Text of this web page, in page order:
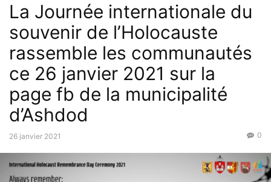
Événementiel (Hévra Ironit) International
La Journée internationale du
souvenir de l’Holocauste
rassemble les communautés
ce 26 janvier 2021 sur la
page fb de la municipalité
d’Ashdod
26 janvier 2021 0